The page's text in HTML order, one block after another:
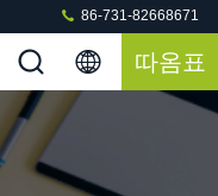
86-731-82668671
따옴표